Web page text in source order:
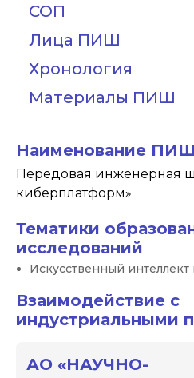
СОП
Лица ПИШ
Хронология
Материалы ПИШ
Наименование ПИШ
Передовая инженерная
киберплатформ»
Тематики
исследований
Искусственный
Взаимодействие с
индустриальными
АО «НАУЧНО-